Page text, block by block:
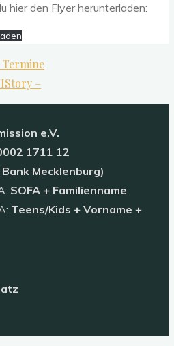
hier den Flyer herunterladen:
Termine
–
e.V.
1711 12
Bank Mecklenburg)
SOFA + Familienname
Teens/Kids + Vorname +